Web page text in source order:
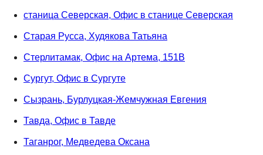
станица Северская, Офис в станице Северская
Старая Русса, Худякова Татьяна
Стерлитамак, Офис на Артема, 151В
Сургут, Офис в Сургуте
Сызрань, Бурлуцкая-Жемчужная Евгения
Тавда, Офис в Тавде
Таганрог, Медведева Оксана